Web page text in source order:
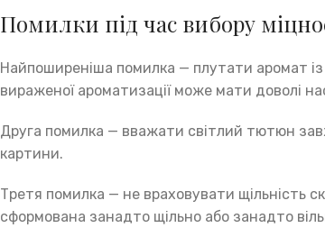
Помилки під час вибору
Найпоширеніша помилка — плутати аромат
вираженої ароматизації може мати доволі
Друга помилка — вважати світлий тютюн
картини.
Третя помилка — не враховувати щільність
сформована занадто щільно або занадто